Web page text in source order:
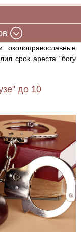
околоправославные
срок ареста "богу
до 10